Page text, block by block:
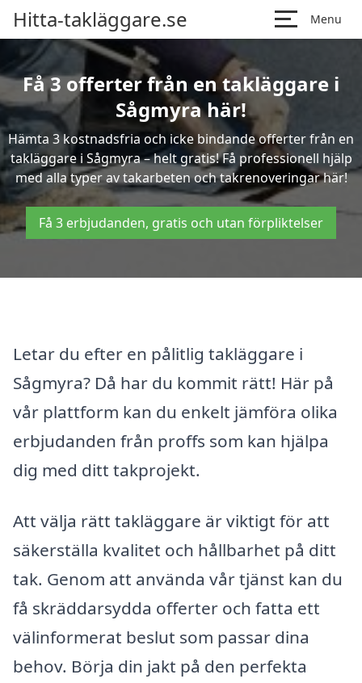
Hitta-takläggare.se Menu
Få 3 offerter från en takläggare i
Sågmyra här!
Hämta 3 kostnadsfria och icke bindande offerter från en
takläggare i Sågmyra – helt gratis! Få professionell hjälp
med alla typer av takarbeten och takrenoveringar här!
Få 3 erbjudanden, gratis och utan förpliktelser
Letar du efter en pålitlig takläggare i
Sågmyra? Då har du kommit rätt! Här på
vår plattform kan du enkelt jämföra olika
erbjudanden från proffs som kan hjälpa
dig med ditt takprojekt.
Att välja rätt takläggare är viktigt för att
säkerställa kvalitet och hållbarhet på ditt
tak. Genom att använda vår tjänst kan du
få skräddarsydda offerter och fatta ett
välinformerat beslut som passar dina
behov. Börja din jakt på den perfekta